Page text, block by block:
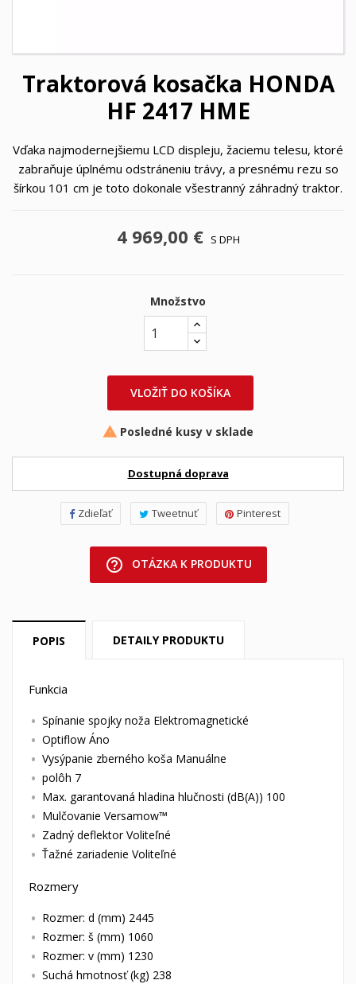
Traktorová kosačka HONDA
HF 2417 HME
Vďaka najmodernejšiemu LCD displeju, žaciemu telesu, ktoré
zabraňuje úplnému odstráneniu trávy, a presnému rezu so
šírkou 101 cm je toto dokonale všestranný záhradný traktor.
4 969,00 € S DPH
Množstvo
VLOŽIŤ DO KOŠÍKA
 Posledné kusy v sklade
Dostupná doprava
Zdieľať Tweetnuť Pinterest
help_outline OTÁZKA K PRODUKTU
POPIS DETAILY PRODUKTU
Funkcia
Spínanie spojky noža Elektromagnetické
Optiflow Áno
Vysýpanie zberného koša Manuálne
polôh 7
Max. garantovaná hladina hlučnosti (dB(A)) 100
Mulčovanie Versamow™
Zadný deflektor Voliteľné
Ťažné zariadenie Voliteľné
Rozmery
Rozmer: d (mm) 2445
Rozmer: š (mm) 1060
Rozmer: v (mm) 1230
Suchá hmotnosť (kg) 238